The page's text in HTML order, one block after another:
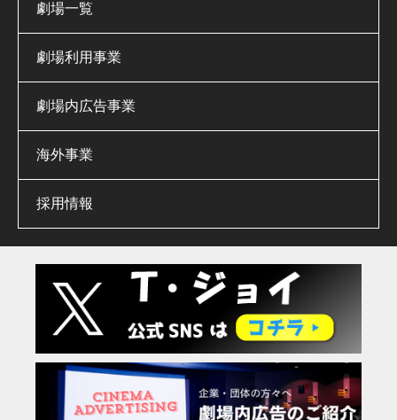
劇場一覧
劇場利用事業
劇場内広告事業
海外事業
採用情報